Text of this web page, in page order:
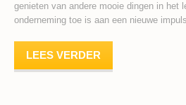
genieten van andere mooie dingen in het
onderneming toe is aan een nieuwe
LEES VERDER